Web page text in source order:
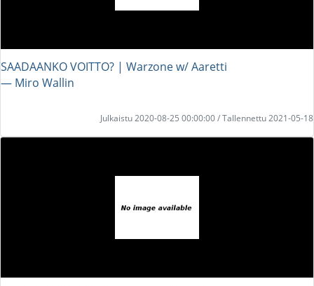
SAADAANKO VOITTO? | Warzone w/ Aaretti
― Miro Wallin
Julkaistu 2020-08-25 00:00:00 / Tallennettu 2021-05-18